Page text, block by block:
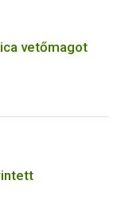
vetőmagot